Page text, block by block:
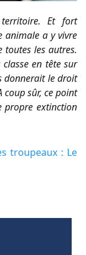
Et fort
animale a y vivre
toutes les autres.
en tête sur
donnerait le droit
coup sûr, ce point
propre extinction
troupeaux : Le